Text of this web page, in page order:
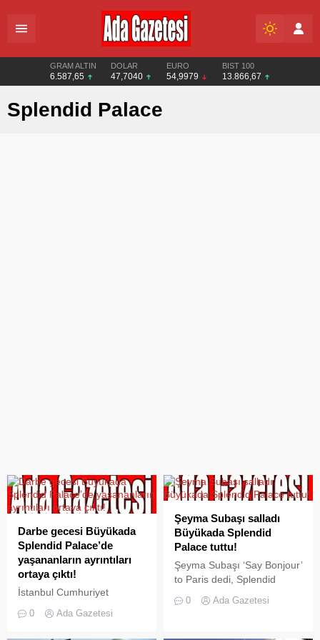
GRAM ALTIN
6.587,65
DOLAR
47,7040
EURO
54,9979
BIST 100
13.866,67
Splendid Palace
Darbe gecesi Büyükada
Splendid Palace’de
yaşananların ayrıntıları
ortaya çıktı!
İstanbul Cumhuriyet
FETÖ’nün 15 Temmuz
0 Ada Gazetesi
Şeyma Subaşı salladı
Büyükada Splendid
Palace tuttu!
Şeyma Subaşı ‘Say Bonjour’
to Paris dedi, Splendid
Splendid Palace Büyükada’
Paris konumlu paylaştığı
0 Ada Gazetesi